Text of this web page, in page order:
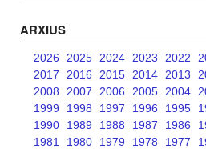
ARXIUS
2026 2025 2024 2023 2022
2017
2016 2015 2014 2013
2008
2007 2006 2005 2004
1999
1998 1997 1996 1995
1990
1989 1988 1987 1986
1981
1980 1979 1978 1977